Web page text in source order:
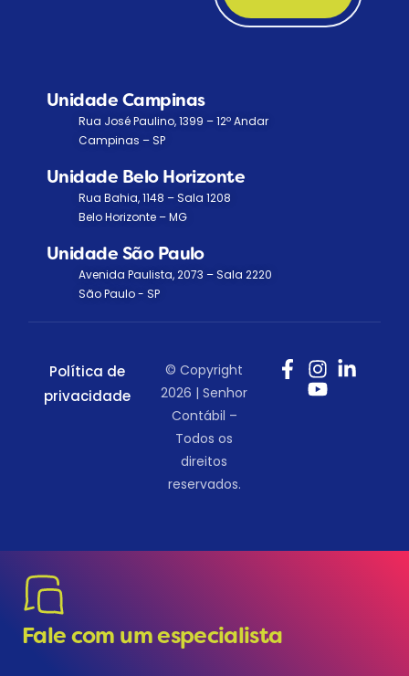
Unidade Campinas
Rua José Paulino, 1399 – 12º Andar
Campinas – SP
Unidade Belo Horizonte
Rua Bahia, 1148 – Sala 1208
Belo Horizonte – MG
Unidade São Paulo
Avenida Paulista, 2073 – Sala 2220
São Paulo - SP
Política de
privacidade
© Copyright
2026 | Senhor
Contábil –
Todos os
direitos
reservados.
Fale com um especialista